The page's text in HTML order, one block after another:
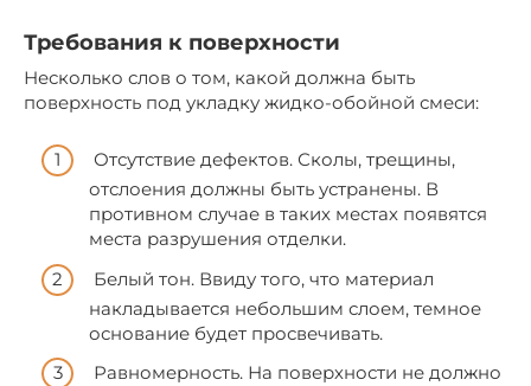
Требования к поверхности
Несколько слов о том, какой должна быть
поверхность под укладку жидко-обойной смеси:
Отсутствие дефектов. Сколы, трещины,
отслоения должны быть устранены. В
противном случае в таких местах появятся
места разрушения отделки.
Белый тон. Ввиду того, что материал
накладывается небольшим слоем, темное
основание будет просвечивать.
Равномерность. На поверхности не должно